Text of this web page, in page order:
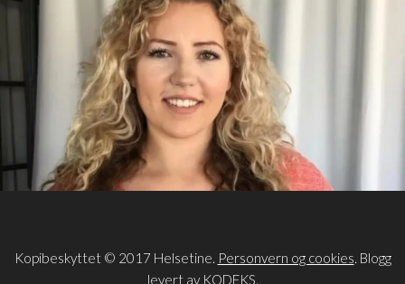
Kopibeskyttet © 2017 Helsetine. Personvern og cookies. Blogg
levert av KODEKS.